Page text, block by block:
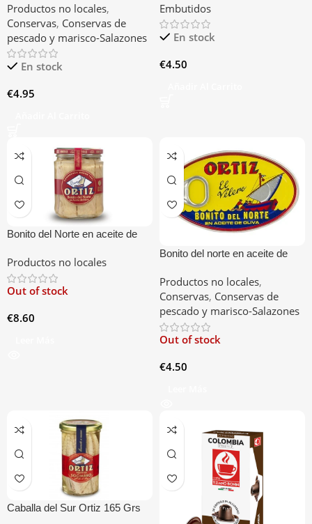
Productos no locales,
Conservas, Conservas de
pescado y marisco-Salazones
En stock
€4.95
Embutidos
En stock
€4.50
Bonito del Norte en aceite de
Productos no locales
Out of stock
€8.60
Bonito del norte en aceite de
Productos no locales,
Conservas, Conservas de
pescado y marisco-Salazones
Out of stock
€4.50
Caballa del Sur Ortiz 165 Grs